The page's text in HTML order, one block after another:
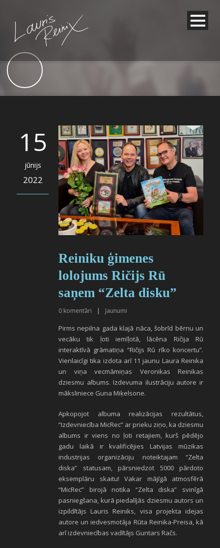
15
jūnijs
2022
Reiniku ģimenes
lolojums Ričijs Rū
saņem “Zelta disku”
0 komentāri | Jaunumi
Pirms nepilna gada klajā nāca, šobrīd bērnu un
vecāku tik ļoti iemīļotā, lācēna Ričija Rū
interaktīvā grāmatiņa “Ričijs Rū rīko koncertu”.
Vienlaicīgi tika izdota arī 11 jaunu Laura Reinika
un viņa vecmāmiņas Veronikas Reinikas
dziesmu albums. Izdevuma ilustrāciju autore ir
māksliniece Guna Miķelsone.
Apkopojot albuma realizācijas rezultātus,
“Izdevniecība MicRec” ar prieku ziņo, ka dziesmu
albums ir viens no ļoti retajiem, kurš pēdējo
gadu laikā ir kvalificējies Latvijas mūzikas
industrijas organizāciju noteiktajam “Zelta
diska” statusam, pārsniedzot 5000 pārdoto
eksemplāru skaitu! Vakar mājīgā atmosfērā
“MicRec” birojā notika “Zelta diska” svinīgā
pasniegšana, kurā piedalījās dziesmu autors un
izpildītājs Lauris Reiniks, visa projekta idejas
autore un iedvesmotāja Rūta Reinika-Preisa, kā
arī izdevniecības vadītājs Guntars Račs.